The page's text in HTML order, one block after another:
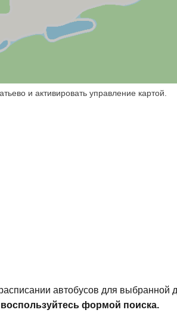
и активировать управление картой.
автобусов для выбранной
формой поиска.